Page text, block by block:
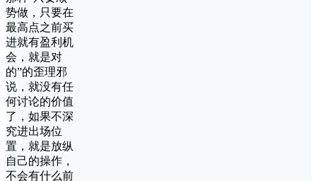
势做，只要在
最高点之前买
进就有盈利机
会，就是对
的”的歪理邪
说，就没有任
何讨论的价值
了，如果不深
究进出场位
置，就是放纵
自己的操作，
不会有什么前